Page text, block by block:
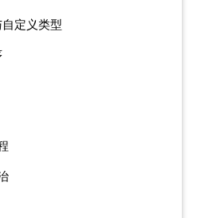
定义类型